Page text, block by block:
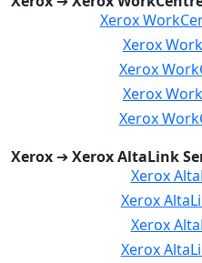
Xerox
Xerox
Xerox
Xerox
Xerox
Xerox ➔Xerox AltaLink
Xerox
Xerox
Xerox
Xerox